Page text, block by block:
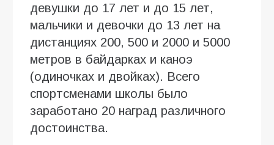
девушки до 17 лет и до 15 лет,
мальчики и девочки до 13 лет на
дистанциях 200, 500 и 2000 и 5000
метров в байдарках и каноэ
(одиночках и двойках). Всего
спортсменами школы было
заработано 20 наград различного
достоинства.